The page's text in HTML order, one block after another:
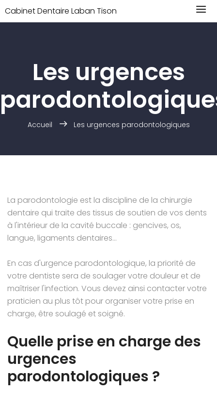
Cabinet Dentaire Laban Tison
Les urgences
Accueil Les urgences parodontologiques
La parodontologie est la discipline de la chirurgie
dentaire qui traite des tissus de soutien de vos dents
à l'intérieur de la cavité buccale : gencives, os,
langue, ligaments dentaires...
En cas d'urgence parodontologique, la priorité de
votre dentiste sera de soulager votre douleur et de
maîtriser l'infection. Vous devez ainsi contacter votre
praticien au plus tôt pour organiser votre prise en
charge, être soulagé et soigné.
Quelle prise en charge des
urgences
parodontologiques ?